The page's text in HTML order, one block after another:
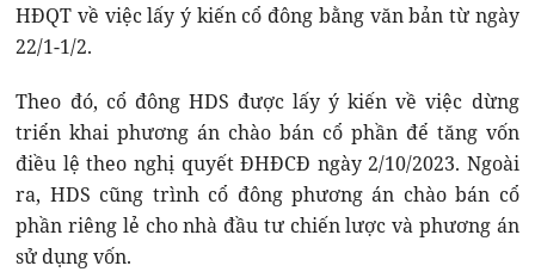
HĐQT về việc lấy ý kiến cổ đông bằng văn bản từ ngày
22/1-1/2.
Theo đó, cổ đông HDS được lấy ý kiến về việc dừng
triển khai phương án chào bán cổ phần để tăng vốn
điều lệ theo nghị quyết ĐHĐCĐ ngày 2/10/2023. Ngoài
ra, HDS cũng trình cổ đông phương án chào bán cổ
phần riêng lẻ cho nhà đầu tư chiến lược và phương án
sử dụng vốn.